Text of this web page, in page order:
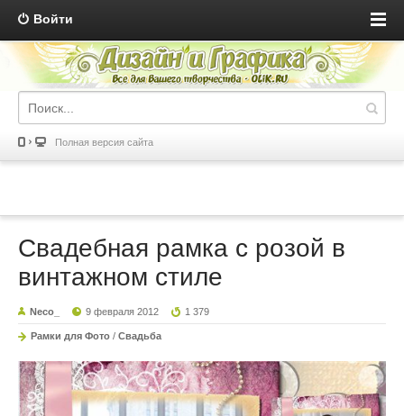
Войти
Полная версия сайта
Свадебная рамка с розой в
винтажном стиле
Neco_ 9 февраля 2012 1 379
Рамки для Фото / Свадьба